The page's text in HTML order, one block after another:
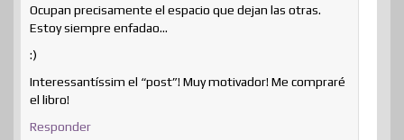
Ocupan precisamente el espacio que dejan las otras.
Estoy siempre enfadao…
:)
Interessantíssim el “post”! Muy motivador! Me compraré
el libro!
Responder